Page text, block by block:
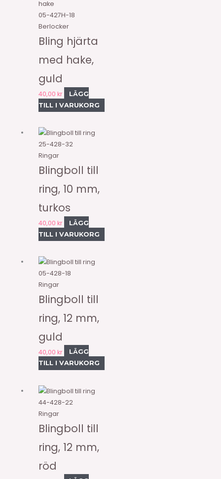
05-427H-18
Berlocker
Bling hjärta
med hake,
guld
40,00kr
LÄGG
TILL I VARUKORG
25-428-32
Ringar
Blingboll till
ring, 10 mm,
turkos
40,00kr
LÄGG
TILL I VARUKORG
05-428-18
Ringar
Blingboll till
ring, 12 mm,
guld
40,00kr
LÄGG
TILL I VARUKORG
44-428-22
Ringar
Blingboll till
ring, 12 mm,
röd